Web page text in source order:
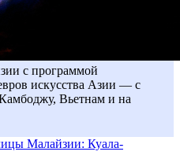
с программой
искусства Азии — с
Вьетнам и на